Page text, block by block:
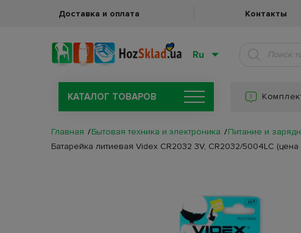
Доставка и оплата Контакты
Ru
КАТАЛОГ ТОВАРОВ
Главная Бытовая техника и электроника Питание и
Батарейка литиевая Videx CR2032 3V, CR2032/5004LC (цена